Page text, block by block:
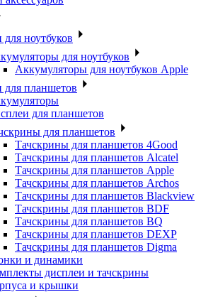
для ноутбуков
для ноутбуков
Аккумуляторы для ноутбуков Apple
для планшетов
для планшетов
для планшетов
Тачскрины для планшетов 4Good
Тачскрины для планшетов Alcatel
Тачскрины для планшетов Apple
Тачскрины для планшетов Archos
Тачскрины для планшетов Blackview
Тачскрины для планшетов BDF
Тачскрины для планшетов BQ
Тачскрины для планшетов DEXP
Тачскрины для планшетов Digma
и динамики
дисплеи и тачскрины
и крышки